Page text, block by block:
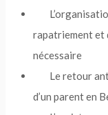
rapatriement et
nécessaire
Le retour
d’un parent en